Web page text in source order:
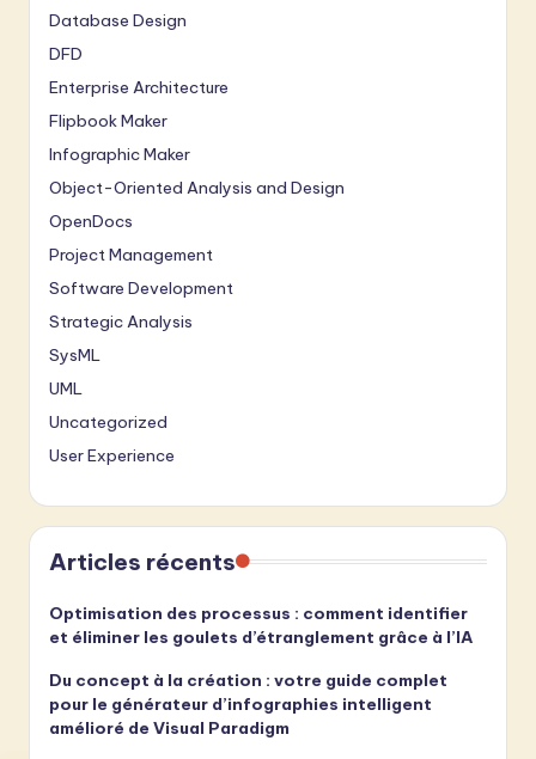
Database Design
DFD
Enterprise Architecture
Flipbook Maker
Infographic Maker
Object-Oriented Analysis and Design
OpenDocs
Project Management
Software Development
Strategic Analysis
SysML
UML
Uncategorized
User Experience
Articles récents
Optimisation des processus : comment identifier
et éliminer les goulets d’étranglement grâce à l’IA
Du concept à la création : votre guide complet
pour le générateur d’infographies intelligent
amélioré de Visual Paradigm